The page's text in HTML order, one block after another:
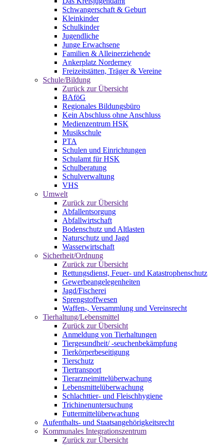
Schwangerschaft & Geburt
Kleinkinder
Schulkinder
Jugendliche
Junge Erwachsene
Familien & Alleinerziehende
Ankerplatz Norderney
Freizeitstätten, Träger & Vereine
Schule/Bildung
Zurück zur Übersicht
BAföG
Regionales Bildungsbüro
Kein Abschluss ohne Anschluss
Medienzentrum HSK
Musikschule
PTA
Schulen und Einrichtungen
Schulamt für HSK
Schulberatung
Schulverwaltung
VHS
Umwelt
Zurück zur Übersicht
Abfallentsorgung
Abfallwirtschaft
Bodenschutz und Altlasten
Naturschutz und Jagd
Wasserwirtschaft
Sicherheit/Ordnung
Zurück zur Übersicht
Rettungsdienst, Feuer- und Katastrophenschutz
Gewerbeangelegenheiten
Jagd/Fischerei
Sprengstoffwesen
Waffen-, Versammlung und Vereinsrecht
Tierhaltung/Lebensmittel
Zurück zur Übersicht
Anmeldung von Tierhaltungen
Tiergesundheit/ -seuchenbekämpfung
Tierkörperbeseitigung
Tierschutz
Tiertransport
Tierarzneimittelüberwachung
Lebensmittelüberwachung
Schlachttier- und Fleischhygiene
Trichinenuntersuchung
Futtermittelüberwachung
Aufenthalts- und Staatsangehörigkeitsrecht
Kommunales Integrationszentrum
Zurück zur Übersicht